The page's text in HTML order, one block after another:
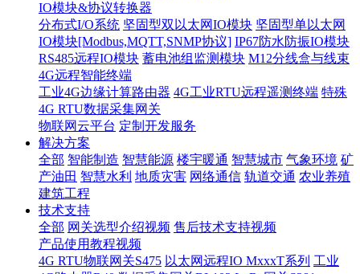
IO模块&协议转换器
分布式I/O系统 坚固型双以太网IO模块 坚固型单以太网
IO模块[Modbus,MQTT,SNMP协议] IP67防水防振IO模块
RS485远程IO模块 蓄电池组监测模块 M12分线盒与线束
4G远程智能终端
工业4G边缘计算路由器 4G工业RTU远程遥测终端 特殊
4G RTU数据采集网关
物联网云平台 定制开发服务
解决方案
全部 智能制造 智慧能源 楼宇暖通 智慧城市 气象环境 矿
产油田 智慧水利 地质灾害 网络通信 轨道交通 农业养殖
建筑工程
技术支持
全部 网关选型介绍视频 售后技术支持视频
产品使用教程视频
4G RTU物联网关S475 以太网远程IO MxxxT系列 工业